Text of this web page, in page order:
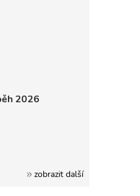
2026
zobrazit další